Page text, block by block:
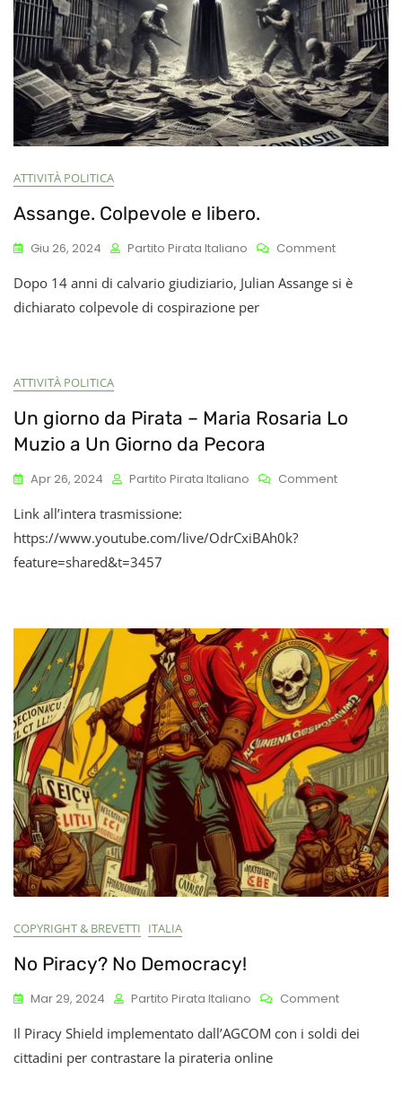
ATTIVITÀ POLITICA
Assange. Colpevole e libero.
Giu 26, 2024 Partito Pirata Italiano CommentOn
Colpevole
Dopo 14 anni di calvario giudiziario, Julian Assange si è
dichiarato colpevole di cospirazione per
ATTIVITÀ POLITICA
Un giorno da Pirata – Maria Rosaria Lo
Muzio a Un Giorno da Pecora
Apr 26, 2024 Partito Pirata Italiano CommentOn
Muzio
A
Un
Giorno
Da
Pecora
Link all’intera trasmissione:
https://www.youtube.com/live/OdrCxiBAh0k?
feature=shared&t=3457
COPYRIGHT & BREVETTI ITALIA
No Piracy? No Democracy!
Mar 29, 2024 Partito Pirata Italiano CommentOn
Piracy?
Il Piracy Shield implementato dall’AGCOM con i soldi dei
cittadini per contrastare la pirateria online